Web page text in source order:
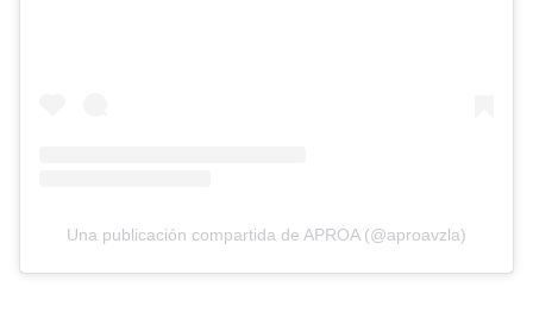
Una publicación compartida de APROA (@aproavzla)